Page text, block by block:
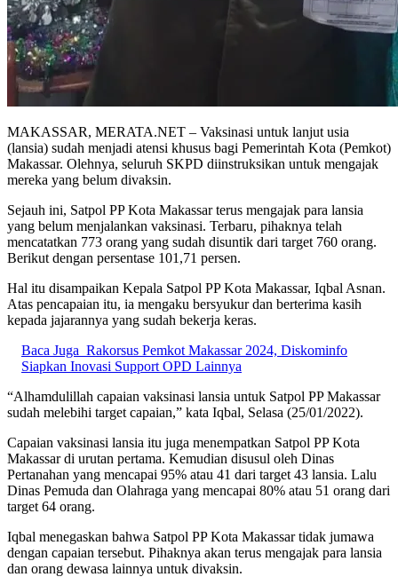
MAKASSAR, MERATA.NET – Vaksinasi untuk lanjut usia
(lansia) sudah menjadi atensi khusus bagi Pemerintah Kota (Pemkot)
Makassar. Olehnya, seluruh SKPD diinstruksikan untuk mengajak
mereka yang belum divaksin.
Sejauh ini, Satpol PP Kota Makassar terus mengajak para lansia
yang belum menjalankan vaksinasi. Terbaru, pihaknya telah
mencatatkan 773 orang yang sudah disuntik dari target 760 orang.
Berikut dengan persentase 101,71 persen.
Hal itu disampaikan Kepala Satpol PP Kota Makassar, Iqbal Asnan.
Atas pencapaian itu, ia mengaku bersyukur dan berterima kasih
kepada jajarannya yang sudah bekerja keras.
Baca Juga Rakorsus Pemkot Makassar 2024, Diskominfo
Siapkan Inovasi Support OPD Lainnya
“Alhamdulillah capaian vaksinasi lansia untuk Satpol PP Makassar
sudah melebihi target capaian,” kata Iqbal, Selasa (25/01/2022).
Capaian vaksinasi lansia itu juga menempatkan Satpol PP Kota
Makassar di urutan pertama. Kemudian disusul oleh Dinas
Pertanahan yang mencapai 95% atau 41 dari target 43 lansia. Lalu
Dinas Pemuda dan Olahraga yang mencapai 80% atau 51 orang dari
target 64 orang.
Iqbal menegaskan bahwa Satpol PP Kota Makassar tidak jumawa
dengan capaian tersebut. Pihaknya akan terus mengajak para lansia
dan orang dewasa lainnya untuk divaksin.